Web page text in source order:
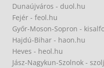
Dunaújváros - duol.hu
Fejér - feol.hu
Győr-Moson-Sopron -
Hajdú-Bihar - haon.hu
Heves - heol.hu
Jász-Nagykun-Szolnok -